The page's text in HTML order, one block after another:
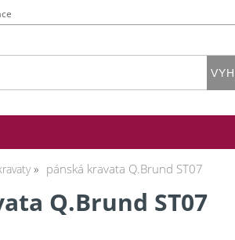
pánská kravata Q.Brund ST07
Q.Brund ST07